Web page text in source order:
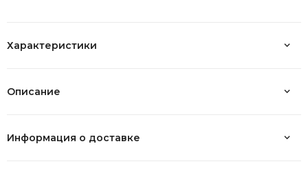
Характеристики
Описание
Информация о доставке